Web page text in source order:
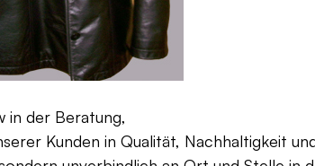
in der Beratung,
Kunden in Qualität, Nachhaltigkeit